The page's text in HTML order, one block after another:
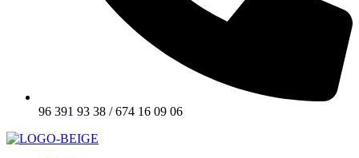
96 391 93 38 / 674 16 09 06